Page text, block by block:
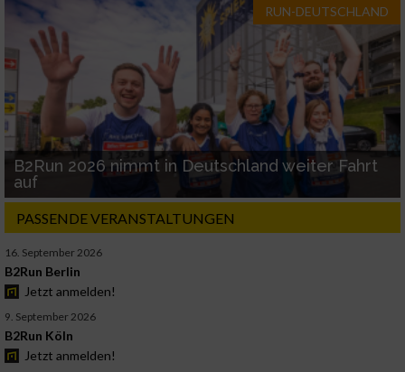
RUN-DEUTSCHLAND
B2Run 2026 nimmt in Deutschland weiter Fahrt
auf
PASSENDE VERANSTALTUNGEN
16. September 2026
B2Run Berlin
Jetzt anmelden!
9. September 2026
B2Run Köln
Jetzt anmelden!